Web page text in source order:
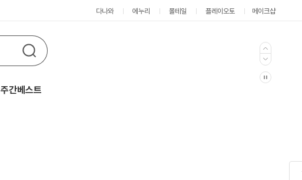
다나와 에누리 몰테일 플레이오토 메이크샵
주간베스트